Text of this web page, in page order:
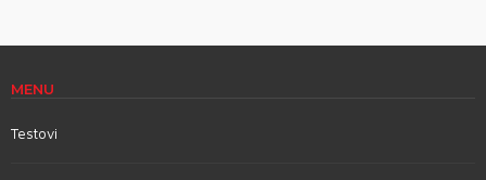
MENU
Testovi